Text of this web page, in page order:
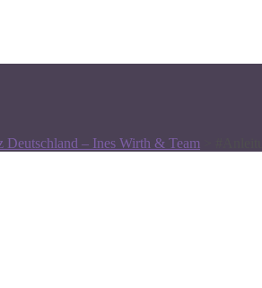
Deutschland – Ines Wirth & Team